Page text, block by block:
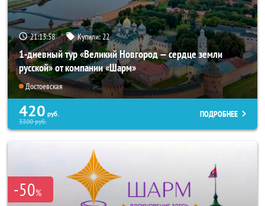
21:13:57 Купили: 22
1-дневный тур «Великий Новгород — сердце земли
русской» от компании «Шарм»
Достоевская
420 руб.
3300руб.
ПОДРОБНЕЕ
-50%